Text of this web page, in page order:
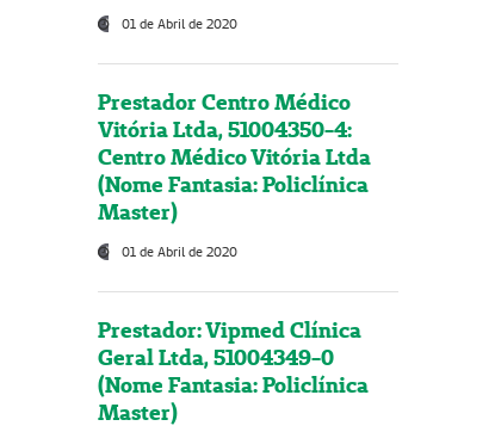
01 de Abril de 2020
Prestador Centro Médico
Vitória Ltda, 51004350-4:
Centro Médico Vitória Ltda
(Nome Fantasia: Policlínica
Master)
01 de Abril de 2020
Prestador: Vipmed Clínica
Geral Ltda, 51004349-0
(Nome Fantasia: Policlínica
Master)